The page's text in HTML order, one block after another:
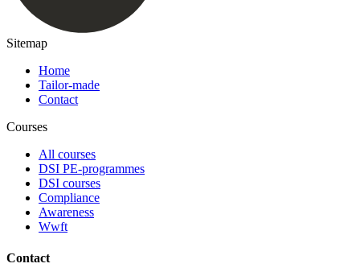
Sitemap
Home
Tailor-made
Contact
Courses
All courses
DSI PE-programmes
DSI courses
Compliance
Awareness
Wwft
Contact